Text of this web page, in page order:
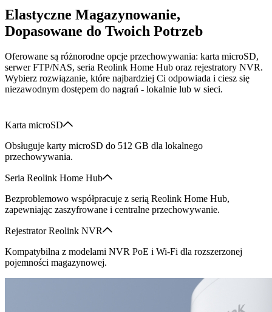
Elastyczne Magazynowanie,
Dopasowane do Twoich Potrzeb
Oferowane są różnorodne opcje przechowywania: karta microSD,
serwer FTP/NAS, seria Reolink Home Hub oraz rejestratory NVR.
Wybierz rozwiązanie, które najbardziej Ci odpowiada i ciesz się
niezawodnym dostępem do nagrań - lokalnie lub w sieci.
Karta microSD
Obsługuje karty microSD do 512 GB dla lokalnego
przechowywania.
Seria Reolink Home Hub
Bezproblemowo współpracuje z serią Reolink Home Hub,
zapewniając zaszyfrowane i centralne przechowywanie.
Rejestrator Reolink NVR
Kompatybilna z modelami NVR PoE i Wi-Fi dla rozszerzonej
pojemności magazynowej.